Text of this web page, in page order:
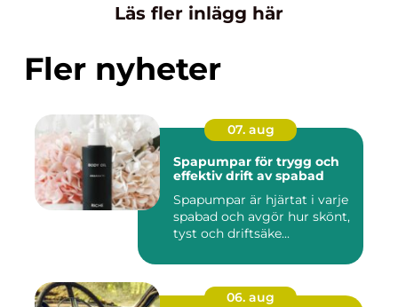
Läs fler inlägg här
Fler nyheter
07. aug
Spapumpar för trygg och
effektiv drift av spabad
Spapumpar är hjärtat i varje
spabad och avgör hur skönt,
tyst och driftsäke...
06. aug